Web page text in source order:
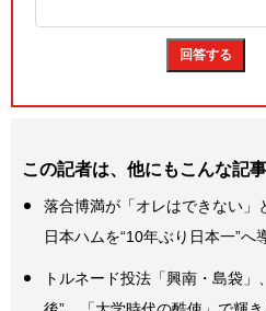
この記者は、他にもこんな記
落合博満が「オレはできない」
日本ハムを“10年ぶり日本一”へ
トルネード投法「興南・島袋」